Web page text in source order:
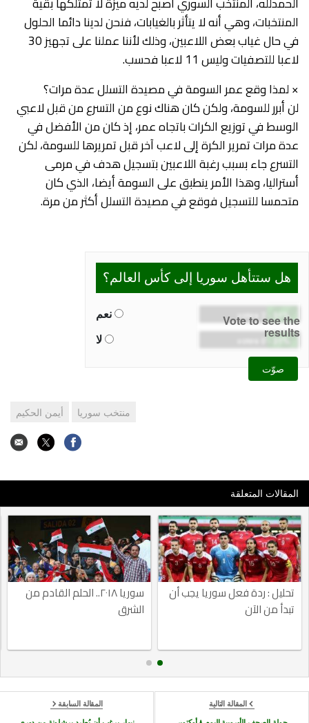
المنتخبات، وهي أنه لا يتأثر بالغيابات، فنحن لدينا دائما الحلول
في حال غياب بعض اللاعبين، وذلك لأننا عملنا على تجهيز 30
لاعبا للتصفيات وليس 11 لاعبا فحسب.
× لمذا وقع عمر السومة في مصيدة التسلل عدة مرات؟
لن أبرر للسومة، ولكن كان هناك نوع من التسرع من قبل لاعبي
الوسط في توزيع الكرات باتجاه عمر، إذ كان من الأفضل في
عدة مرات تمرير الكرة إلى لاعب آخر قبل تمريرها للسومة، لكن
التسرع جاء بسبب رغبة اللاعبين بتسجيل هدف في مرمى
أستراليا، وهذا الأمر ينطبق على السومة أيضا، الذي كان
متحمسا للتسجيل فوقع في مصيدة التسلل أكثر من مرة.
هل ستتأهل سوريا إلى كأس العالم؟
Vote to see the
results
نعم 31%
لا 31%
-
0 votes
صوّت
منتخب سوريا أيمن الحكيم
المقالات المتعلقة
تحليل : ردة فعل سوريا يجب أن
تبدأ من الآن
سوريا ٢٠١٨.. الحلم القادم من
الشرق
المقالة التالية
المقالة السابقة